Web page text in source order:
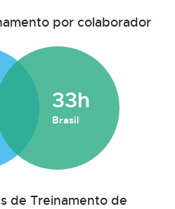
por colaborador
33h
Brasil
de Treinamento de